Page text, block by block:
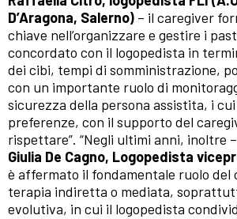
D’Aragona, Salerno) – il caregiver
chiave nell’organizzare e gestire i
concordato con il logopedista in
dei cibi, tempi di somministrazione,
con un importante ruolo di
sicurezza della persona assistita, i
preferenze, con il supporto del
rispettare”. “Negli ultimi anni, inoltre
Giulia De Cagno, Logopedista
è affermato il fondamentale ruolo del
terapia indiretta o mediata,
evolutiva, in cui il logopedista